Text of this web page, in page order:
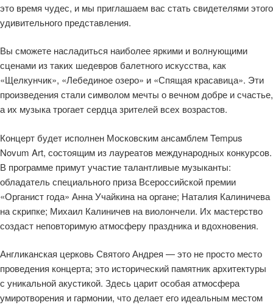
это время чудес, и мы приглашаем вас стать свидетелями этого
удивительного представления.
Вы сможете насладиться наиболее яркими и волнующими
сценами из таких шедевров балетного искусства, как
«Щелкунчик», «Лебединое озеро» и «Спящая красавица». Эти
произведения стали символом мечты о вечном добре и счастье,
а их музыка трогает сердца зрителей всех возрастов.
Концерт будет исполнен Московским ансамблем Tempus
Novum Art, состоящим из лауреатов международных конкурсов.
В программе примут участие талантливые музыканты:
обладатель специального приза Всероссийской премии
«Органист года» Анна Учайкина на органе; Наталия Калиничева
на скрипке; Михаил Калиничев на виолончели. Их мастерство
создаст неповторимую атмосферу праздника и вдохновения.
Англиканская церковь Святого Андрея — это не просто место
проведения концерта; это исторический памятник архитектуры
с уникальной акустикой. Здесь царит особая атмосфера
умиротворения и гармонии, что делает его идеальным местом